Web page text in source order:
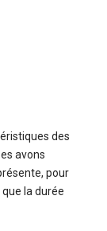
des
avons
pour
la durée